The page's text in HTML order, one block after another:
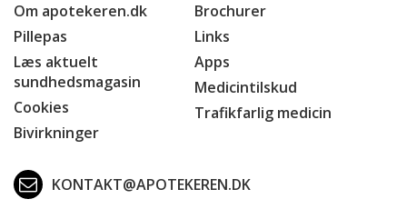
Om apotekeren.dk
Pillepas
Læs aktuelt
sundhedsmagasin
Cookies
Bivirkninger
Brochurer
Links
Apps
Medicintilskud
Trafikfarlig medicin
KONTAKT@APOTEKEREN.DK